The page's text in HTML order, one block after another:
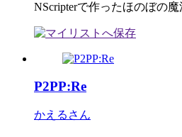
NScripterで作ったほのぼの
P2PP:Re
かえるさん